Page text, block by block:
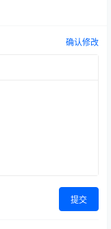
确认修改
提交